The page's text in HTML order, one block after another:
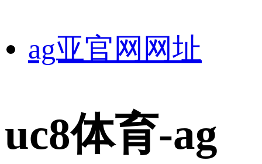
ag亚官网网址
uc8体育-ag